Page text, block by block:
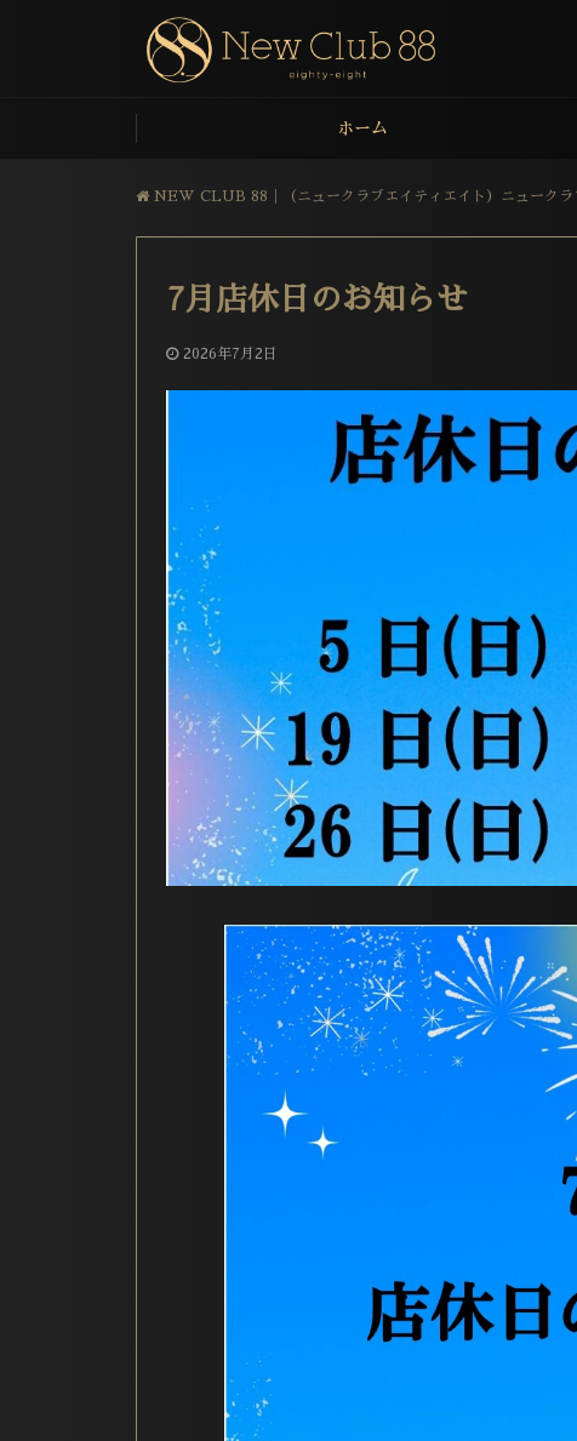
ホーム
NEW CLUB 88│（ニュークラブエイティエイト）ニュークラ
7月店休日のお知らせ
2026年7月2日